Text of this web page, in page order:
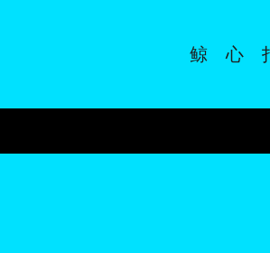
鲸 心